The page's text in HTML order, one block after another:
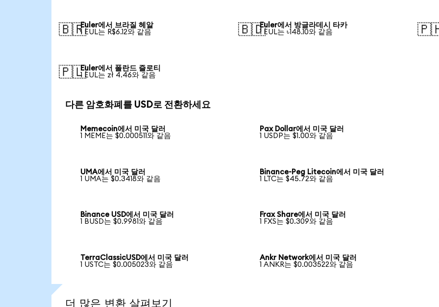
🇧🇷Euler에서 브라질 헤알
1 EUL는 R$6.12와 같음
🇧🇩Euler에서 방글라데시 타카
1 EUL는 ৳148.10와 같음
🇵🇱Euler에서 폴란드 즐로티
1 EUL는 zł 4.46와 같음
다른 암호화폐를 USD로 전환하세요
Memecoin에서 미국 달러
1 MEME는 $0.000511와 같음
Pax Dollar에서 미국 달러
1 USDP는 $1.00와 같음
UMA에서 미국 달러
1 UMA는 $0.3418와 같음
Binance-Peg Litecoin에서 미국 달러
1 LTC는 $45.72와 같음
Binance USD에서 미국 달러
1 BUSD는 $0.9981와 같음
Frax Share에서 미국 달러
1 FXS는 $0.309와 같음
TerraClassicUSD에서 미국 달러
1 USTC는 $0.005023와 같음
Ankr Network에서 미국 달러
1 ANKR는 $0.003522와 같음
더 많은 변환 살펴보기